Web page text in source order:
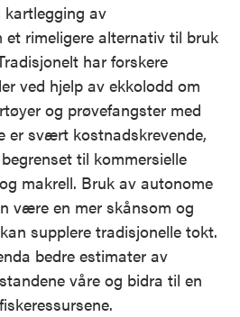
kartlegging av
et rimeligere alternativ til bruk
har forskere
ved hjelp av ekkolodd om
og prøvefangster med
er svært kostnadskrevende,
til kommersielle
makrell. Bruk av autonome
være en mer skånsom og
supplere tradisjonelle tokt.
bedre estimater av
våre og bidra til en